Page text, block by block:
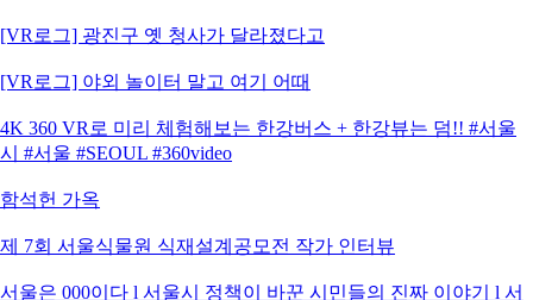
[VR로그] 광진구 옛 청사가 달라졌다고
[VR로그] 야외 놀이터 말고 여기 어때
4K 360 VR로 미리 체험해보는 한강버스 + 한강뷰는 덤!! #서울
시 #서울 #SEOUL #360video
함석헌 가옥
제 7회 서울식물원 식재설계공모전 작가 인터뷰
서울은 000이다 l 서울시 정책이 바꾼 시민들의 진짜 이야기 l 서